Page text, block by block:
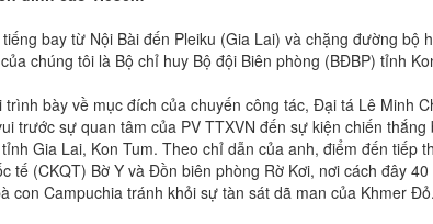
bay từ Nội Bài đến Pleiku (Gia Lai) và chặng đường bộ
chúng tôi là Bộ chỉ huy Bộ đội Biên phòng (BĐBP) tỉnh
trình bày về mục đích của chuyến công tác, Đại tá Lê Minh
trước sự quan tâm của PV TTXVN đến sự kiện chiến
Gia Lai, Kon Tum. Theo chỉ dẫn của anh, điểm đến tiếp
tế (CKQT) Bờ Y và Đồn biên phòng Rờ Kơi, nơi cách đây
con Campuchia tránh khỏi sự tàn sát dã man của Khmer Đỏ.